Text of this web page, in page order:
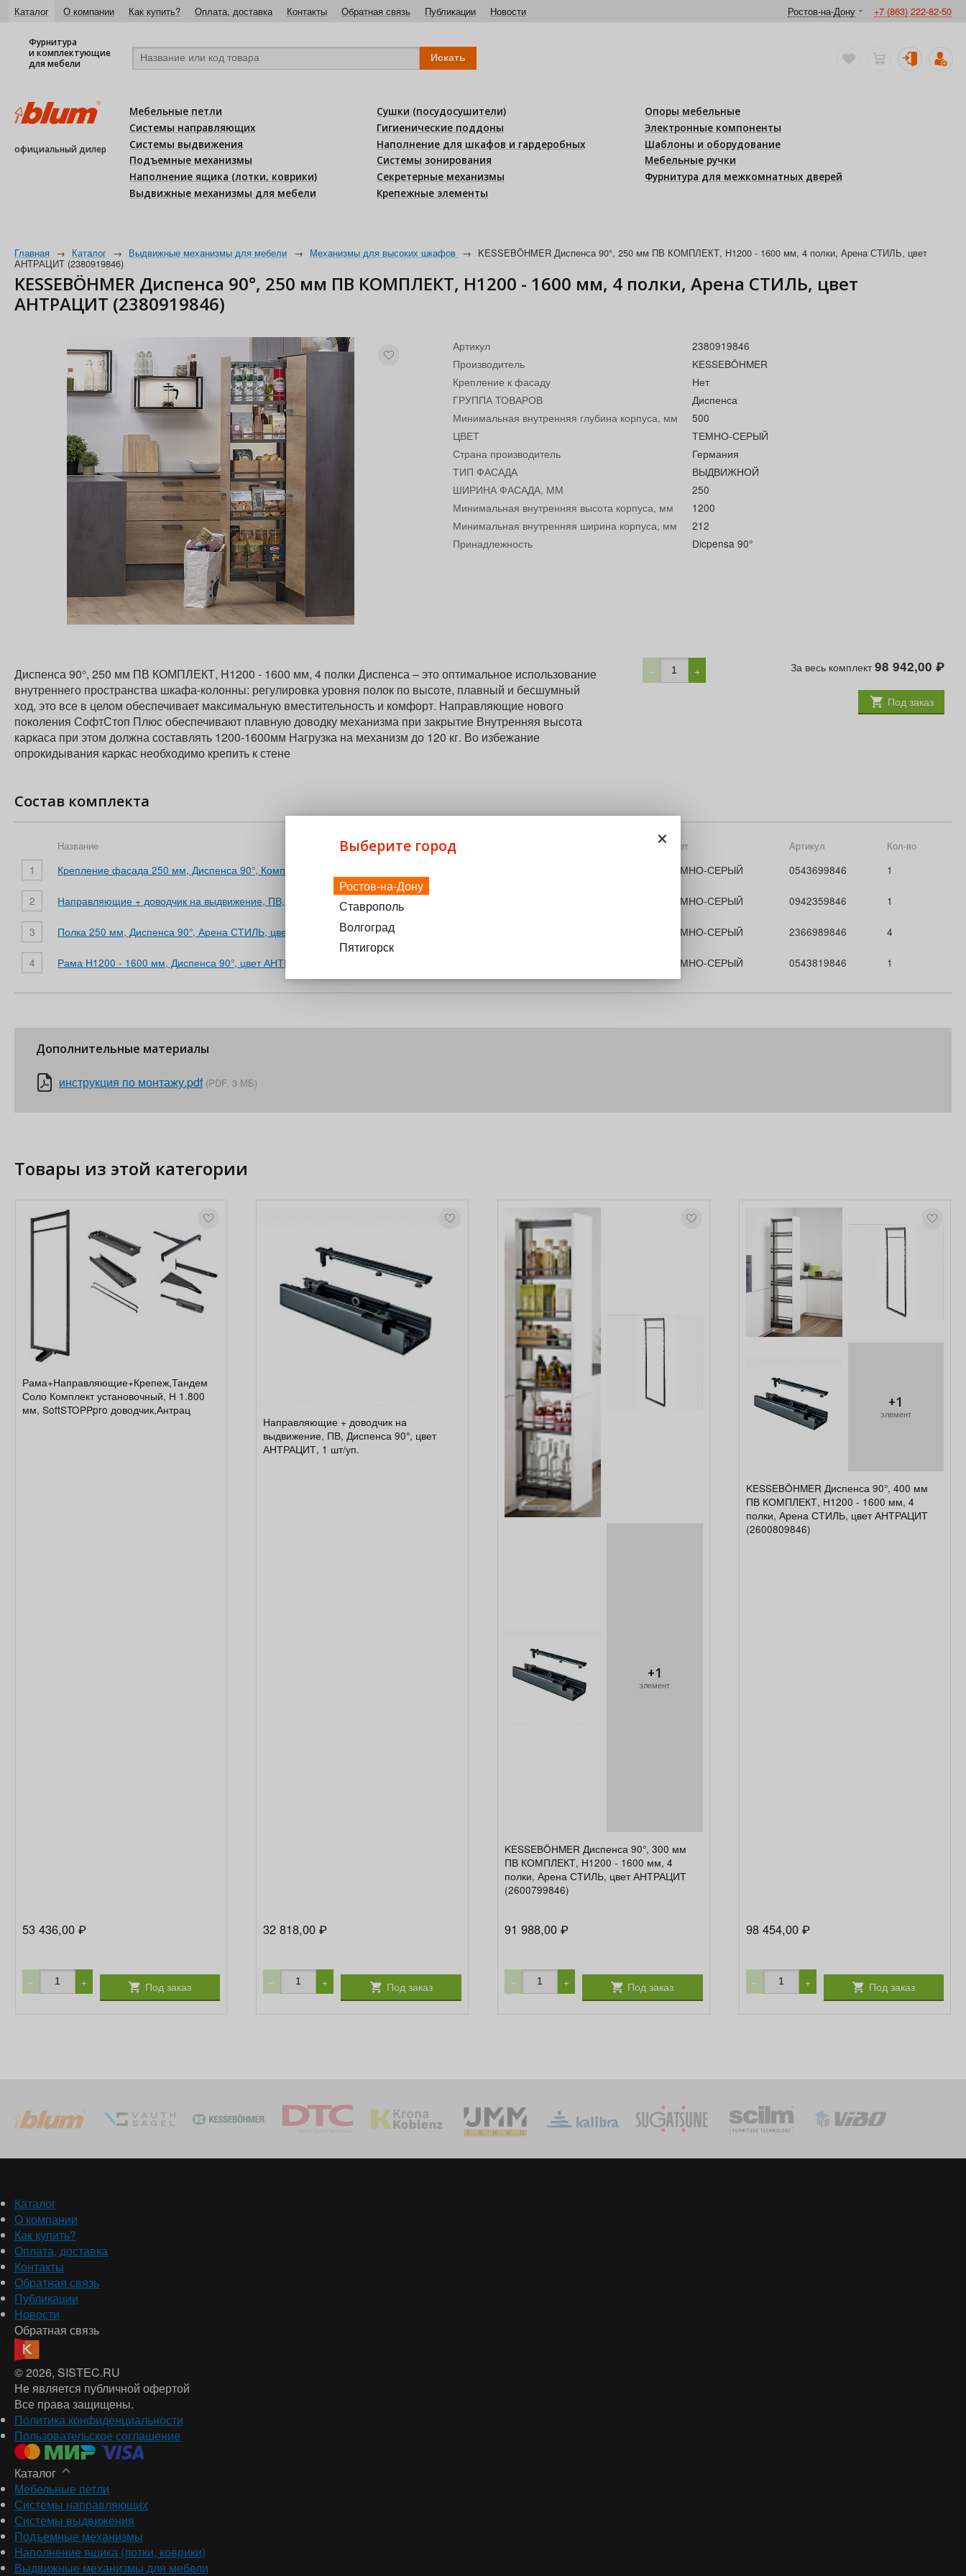
Каталог О компании Как купить? Оплата, доставка Контакты Обратная связь Публикации Новости Ростов-на-Дону +7 (863) 222-82-50
Фурнитура
и комплектующие
для мебели
официальный дилер
Мебельные петли
Системы направляющих
Системы выдвижения
Подъемные механизмы
Наполнение ящика (лотки, коврики)
Выдвижные механизмы для мебели
Сушки (посудосушители)
Гигиенические поддоны
Наполнение для шкафов и гардеробных
Системы зонирования
Секретерные механизмы
Крепежные элементы
Опоры мебельные
Электронные компоненты
Шаблоны и оборудование
Мебельные ручки
Фурнитура для межкомнатных дверей
Главная → Каталог → Выдвижные механизмы для мебели → Механизмы для высоких шкафов → KESSEBÖHMER Диспенса 90°, 250 мм ПВ КОМПЛЕКТ, H1200 - 1600 мм, 4 полки, Арена СТИЛЬ, цвет
АНТРАЦИТ (2380919846)
KESSEBÖHMER Диспенса 90°, 250 мм ПВ КОМПЛЕКТ, H1200 - 1600 мм, 4 полки, Арена СТИЛЬ, цвет
АНТРАЦИТ (2380919846)
Артикул
2380919846
Производитель
KESSEBÖHMER
Крепление к фасаду
Нет
ГРУППА ТОВАРОВ
Диспенса
Минимальная внутренняя глубина корпуса, мм
500
ЦВЕТ
ТЕМНО-СЕРЫЙ
Страна производитель
Германия
ТИП ФАСАДА
ВЫДВИЖНОЙ
ШИРИНА ФАСАДА, ММ
250
Минимальная внутренняя высота корпуса, мм
1200
Минимальная внутренняя ширина корпуса, мм
212
Принадлежность
Dicpensa 90°
− + За весь комплект98 942,00 ₽
Под заказ
Диспенса 90°, 250 мм ПВ КОМПЛЕКТ, H1200 - 1600 мм, 4 полки Диспенса – это оптимальное использование
внутреннего пространства шкафа-колонны: регулировка уровня полок по высоте, плавный и бесшумный
ход, это все в целом обеспечивает максимальную вместительность и комфорт. Направляющие нового
поколения СофтСтоп Плюс обеспечивают плавную доводку механизма при закрытие Внутренняя высота
каркаса при этом должна составлять 1200-1600мм Нагрузка на механизм до 120 кг. Во избежание
опрокидывания каркас необходимо крепить к стене
Состав комплекта
Название Цвет Артикул Кол-во
1 Крепление фасада 250 мм, Диспенса 90°, Комплект из 2 шт, цвет АНТРАЦИТ, 1 уп. ТЕМНО-СЕРЫЙ 0543699846 1
2 Направляющие + доводчик на выдвижение, ПВ, Диспенса 90°, цвет АНТРАЦИТ, 1 шт/уп. ТЕМНО-СЕРЫЙ 0942359846 1
3 Полка 250 мм, Диспенса 90°, Арена СТИЛЬ, цвет АНТРАЦИТ, дно антрацит, антислип; PU:2 ТЕМНО-СЕРЫЙ 2366989846 4
4 Рама Н1200 - 1600 мм, Диспенса 90°, цвет АНТРАЦИТ, 1 шт/ уп. ТЕМНО-СЕРЫЙ 0543819846 1
Дополнительные материалы
инструкция по монтажу.pdf (PDF, 3 МБ)
Товары из этой категории
Рама+Направляющие+Крепеж,Тандем
Соло Комплект установочный, H 1.800
мм, SoftSTOPPpro доводчик,Антрац
53 436,00 ₽
− + Под заказ
Направляющие + доводчик на
выдвижение, ПВ, Диспенса 90°, цвет
АНТРАЦИТ, 1 шт/уп.
32 818,00₽
− + Под заказ
+1
элемент
KESSEBÖHMER Диспенса 90°, 300 мм
ПВ КОМПЛЕКТ, H1200 - 1600 мм, 4
полки, Арена СТИЛЬ, цвет АНТРАЦИТ
(2600799846)
91 988,00₽
− + Под заказ
+1
элемент
KESSEBÖHMER Диспенса 90°, 400 мм
ПВ КОМПЛЕКТ, H1200 - 1600 мм, 4
полки, Арена СТИЛЬ, цвет АНТРАЦИТ
(2600809846)
98 454,00 ₽
− + Под заказ
Каталог
О компании
Как купить?
Оплата, доставка
Контакты
Обратная связь
Публикации
Новости
Обратная связь
© 2026, SISTEC.RU
Не является публичной офертой
Все права защищены.
Политика конфиденциальности
Пользовательское соглашение
Каталог
Мебельные петли
Системы направляющих
Системы выдвижения
Подъемные механизмы
Наполнение ящика (лотки, коврики)
Выдвижные механизмы для мебели
×
Выберите город
Ростов-на-Дону
Ставрополь
Волгоград
Пятигорск